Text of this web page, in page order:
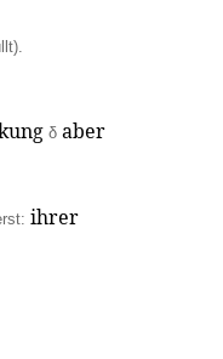
δ aber
ihrer